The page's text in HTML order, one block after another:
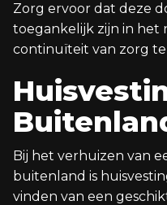
Zorg ervoor dat deze
toegankelijk zijn in het
continuïteit van zorg
Bij het verhuizen van
buitenland is
vinden van een